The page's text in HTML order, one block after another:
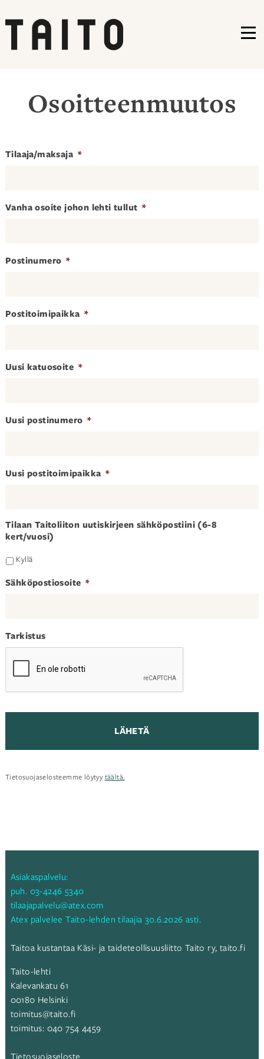
Osoitteenmuutos
Tilaaja/maksaja *
Vanha osoite johon lehti tullut *
Postinumero *
Postitoimipaikka *
Uusi katuosoite *
Uusi postinumero *
Uusi postitoimipaikka *
Tilaan Taitoliiton uutiskirjeen sähköpostiini (6-8
kert/vuosi)
Kyllä
Sähköpostiosoite *
Tarkistus
Tietosuojaselosteemme löytyytäältä.
Asiakaspalvelu:
puh. 03-4246 5340
tilaajapalvelu@atex.com
Atex palvelee Taito-lehden tilaajia 30.6.2026 asti.
Taitoa kustantaa Käsi- ja taideteollisuusliitto Taito ry, taito.fi
Taito-lehti
Kalevankatu 61
00180 Helsinki
toimitus@taito.fi
toimitus: 040 754 4459
Tietosuojaseloste